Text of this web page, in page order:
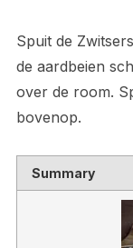
Spuit de
de aardbeien
over de room.
bovenop.
Summary